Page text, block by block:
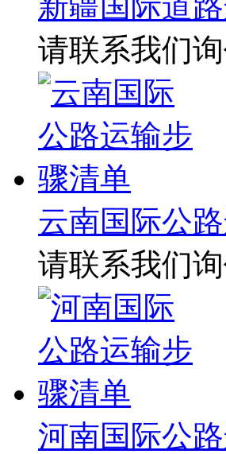
请联系我们
云南国际公
请联系我们
河南国际公